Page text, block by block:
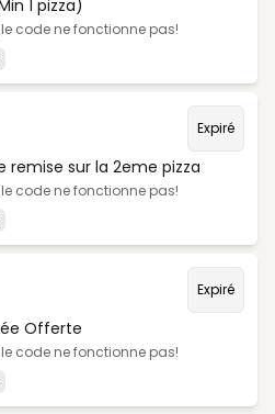
1 pizza)
code ne fonctionne pas!
Expiré
remise sur la 2eme pizza
code ne fonctionne pas!
Expiré
Offerte
code ne fonctionne pas!